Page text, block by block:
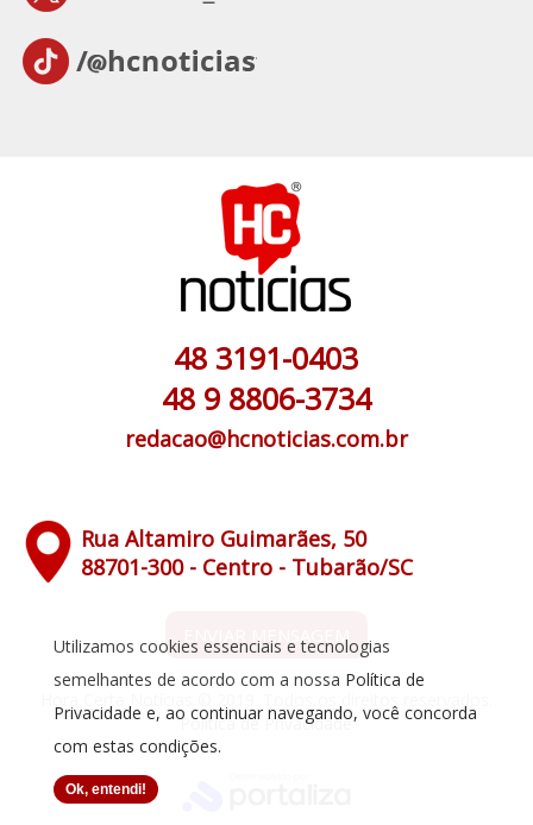
48 3191-0403
48 9 8806-3734
redacao@hcnoticias.com.br
Rua Altamiro Guimarães, 50
88701-300 - Centro - Tubarão/SC
ENVIAR MENSAGEM
Política de Privacidade
Utilizamos cookies essenciais e tecnologias
semelhantes de acordo com a nossa Política de
Privacidade e, ao continuar navegando, você concorda
com estas condições.
Ok, entendi!